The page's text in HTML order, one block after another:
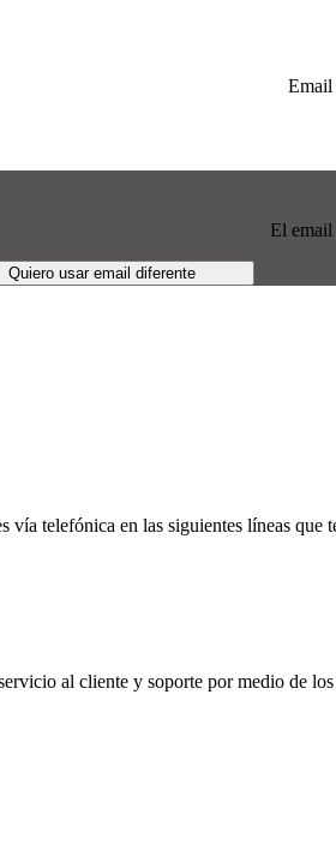
Email
El email
Quiero usar email diferente
vía telefónica en las siguientes líneas que
al cliente y soporte por medio de